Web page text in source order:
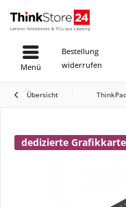
Bestellung
widerrufen
Menü
Übersicht
dedizierte Grafikkarte